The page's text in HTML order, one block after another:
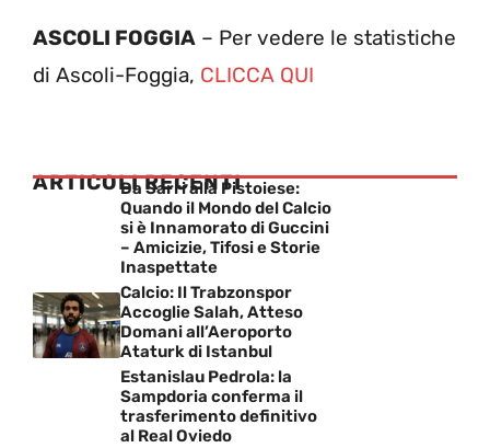
ASCOLI FOGGIA – Per vedere le statistiche
di Ascoli-Foggia, CLICCA QUI
ARTICOLI RECENTI
Da Sarri alla Pistoiese:
Quando il Mondo del Calcio
si è Innamorato di Guccini
– Amicizie, Tifosi e Storie
Inaspettate
Calcio: Il Trabzonspor
Accoglie Salah, Atteso
Domani all’Aeroporto
Ataturk di Istanbul
Estanislau Pedrola: la
Sampdoria conferma il
trasferimento definitivo
al Real Oviedo